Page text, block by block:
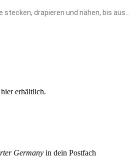
Geschichte. Hände stecken, drapieren und nähen, bis aus...
erhältlich.
Germany in dein Postfach